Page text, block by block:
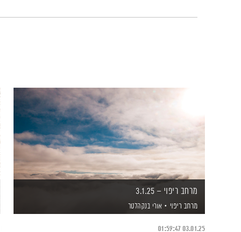
מרחב ריפוי – 3.1.25
מרחב ריפוי אורי בנקהלטר
03.01.25
01:59:47